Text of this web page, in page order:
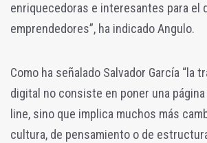
enriquecedoras e interesantes para el
emprendedores”, ha indicado Angulo.
Como ha señalado Salvador García “la
digital no consiste en poner una
line, sino que implica muchos más
cultura, de pensamiento o de